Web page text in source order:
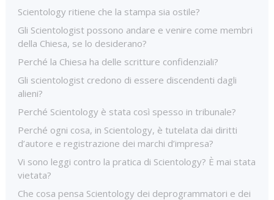
Scientology ritiene che la stampa sia ostile?
Gli Scientologist possono andare e venire come membri
della Chiesa, se lo desiderano?
Perché la Chiesa ha delle scritture confidenziali?
Gli scientologist credono di essere discendenti dagli
alieni?
Perché Scientology è stata così spesso in tribunale?
Perché ogni cosa, in Scientology, è tutelata dai diritti
d’autore e registrazione dei marchi d’impresa?
Vi sono leggi contro la pratica di Scientology? È mai stata
vietata?
Che cosa pensa Scientology dei deprogrammatori e dei